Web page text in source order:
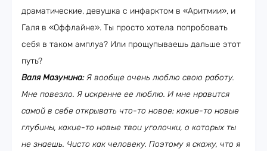
драматические, девушка с инфарктом в «Аритмии», и
Галя в «Оффлайне». Ты просто хотела попробовать
себя в таком амплуа? Или прощупываешь дальше этот
путь?
Валя Мазунина:Я вообще очень люблю свою работу.
Мне повезло. Я искренне ее люблю. И мне нравится
самой в себе открывать что-то новое: какие-то новые
глубины, какие-то новые твои уголочки, о которых ты
не знаешь. Чисто как человеку. Поэтому я скажу, что я